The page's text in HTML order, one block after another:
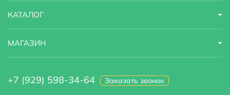
КАТАЛОГ
МАГАЗИН
+7 (929) 598-34-64 Заказать звонок